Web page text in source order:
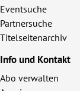
Eventsuche
Partnersuche
Titelseitenarchiv
Info und Kontakt
Abo verwalten